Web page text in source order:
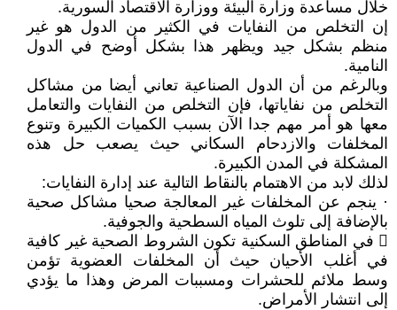
خلال مساعدة وزارة البيئة ووزارة الاقتصاد السورية.
إن التخلص من النفايات في الكثير من الدول هو غير
منظم بشكل جيد ويظهر هذا بشكل أوضح في الدول
النامية.
وبالرغم من أن الدول الصناعية تعاني أيضا من مشاكل
التخلص من نفاياتها، فإن التخلص من النفايات والتعامل
معها هو أمر مهم جدا الآن بسبب الكميات الكبيرة وتنوع
المخلفات والازدحام السكاني حيث يصعب حل هذه
المشكلة في المدن الكبيرة.
لذلك لابد من الاهتمام بالنقاط التالية عند إدارة النفايات:
· ينجم عن المخلفات غير المعالجة صحيا مشاكل صحية
بالإضافة إلى تلوث المياه السطحية والجوفية.
 في المناطق السكنية تكون الشروط الصحية غير كافية
في أغلب الأحيان حيث أن المخلفات العضوية تؤمن
وسط ملائم للحشرات ومسببات المرض وهذا ما يؤدي
إلى انتشار الأمراض.